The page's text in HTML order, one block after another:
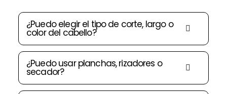
¿Puedo elegir el tipo de corte, largo o
color del cabello?
¿Puedo usar planchas, rizadores o
secador?